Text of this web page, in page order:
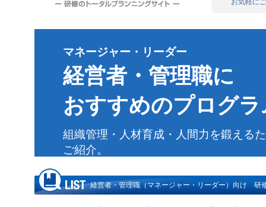
マネージャー・リーダー
経営者・管理職に
おすすめのプログ
組織管理・人材育成・人間力を鍛える
ご紹介。
経営者・管理職（マネージャー・リーダー）向け 研